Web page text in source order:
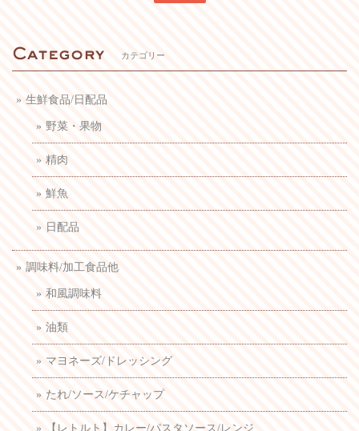
カテゴリー
生鮮食品/日配品
野菜・果物
精肉
鮮魚
日配品
調味料/加工食品他
和風調味料
油類
マヨネーズ/ドレッシング
たれ/ソース/ケチャップ
【レトルト】カレー/パスタソース/レンジ